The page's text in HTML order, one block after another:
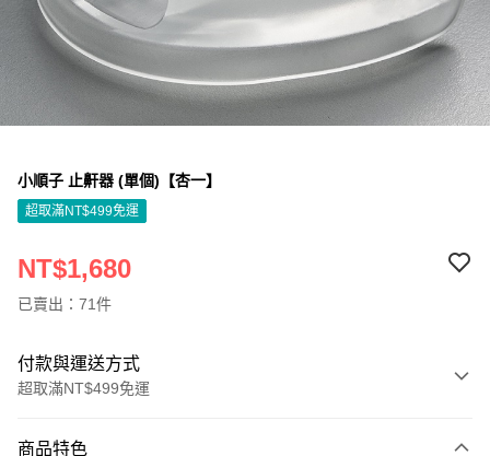
小順子 止鼾器 (單個)【杏一】
超取滿NT$499免運
NT$1,680
已賣出：71件
付款與運送方式
超取滿NT$499免運
商品特色